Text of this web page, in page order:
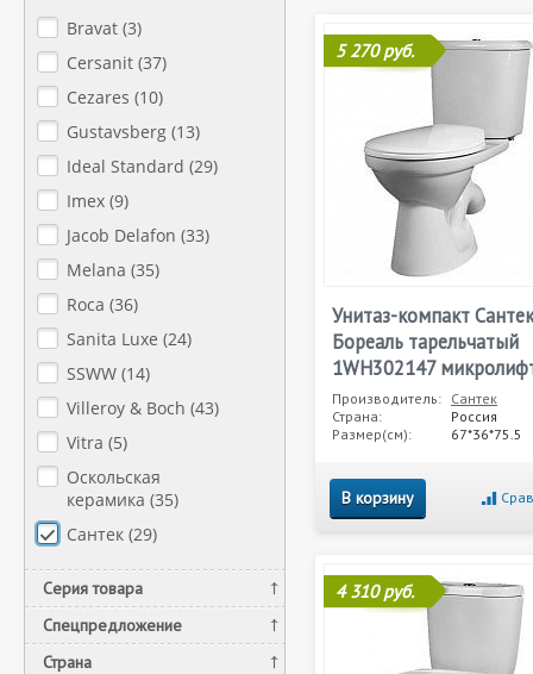
Bravat (3)
Cersanit (37)
Cezares (10)
Gustavsberg (13)
Ideal Standard (29)
Imex (9)
Jacob Delafon (33)
Melana (35)
Roca (36)
Sanita Luxe (24)
SSWW (14)
Villeroy & Boch (43)
Vitra (5)
Оскольская
керамика (35)
Сантек (29)
Серия товара
Спецпредложение
Страна
5 270 руб.
Унитаз-компакт Сантек
Бореаль тарельчатый
1WH302147
Производитель: Сантек
Страна:
Россия
Размер(см):
67*36*75.5
В корзину
4 310 руб.